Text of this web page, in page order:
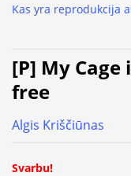
Kas yra reprodukcija
[P] My
free
Algis Kriščiūnas
Svarbu!